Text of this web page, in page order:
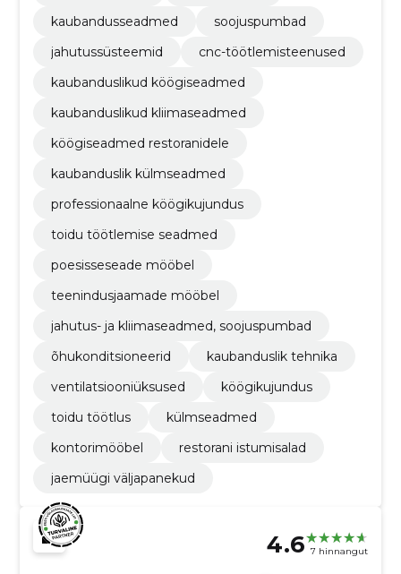
kaubandusseadmed
soojuspumbad
jahutussüsteemid
cnc-töötlemisteenused
kaubanduslikud köögiseadmed
kaubanduslikud kliimaseadmed
köögiseadmed restoranidele
kaubanduslik külmseadmed
professionaalne köögikujundus
toidu töötlemise seadmed
poesisseseade mööbel
teenindusjaamade mööbel
jahutus- ja kliimaseadmed, soojuspumbad
õhukonditsioneerid
kaubanduslik tehnika
ventilatsiooniüksused
köögikujundus
toidu töötlus
külmseadmed
kontorimööbel
restorani istumisalad
jaemüügi väljapanekud
4.6 7 hinnangut